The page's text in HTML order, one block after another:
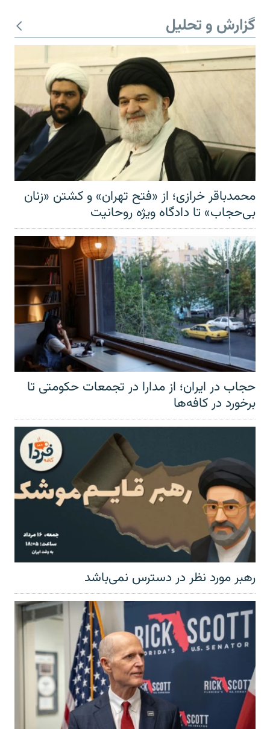
گزارش و تحلیل
محمدباقر خرازی؛ از «فتح تهران» و کشتن «زنان
بی‌حجاب» تا دادگاه ویژه روحانیت
حجاب در ایران؛ از مدارا در تجمعات حکومتی تا
برخورد در کافه‌ها
رهبر مورد نظر در دسترس نمی‌باشد